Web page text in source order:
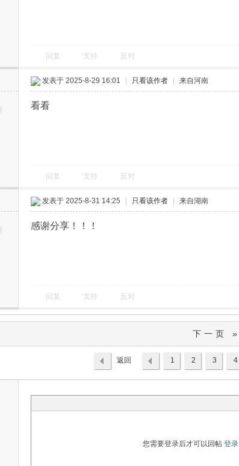
回复 支持 反对
发表于 2025-8-29 16:01 只看该作者 来自河南
看看
回复 支持 反对
发表于 2025-8-31 14:25 只看该作者 来自湖南
感谢分享！！！
回复 支持 反对
下一页 »
1 2 3 4
返回
您需要登录后才可以回帖 登录